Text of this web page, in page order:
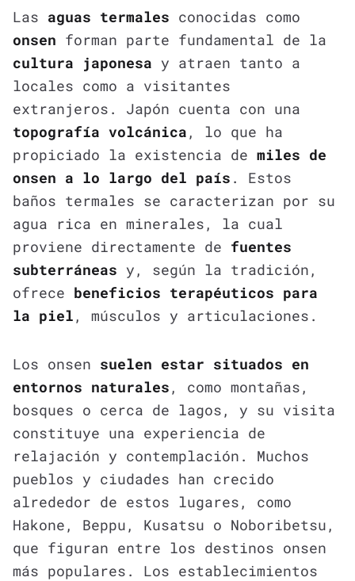
Las aguas termales conocidas como
onsen forman parte fundamental de la
cultura japonesa y atraen tanto a
locales como a visitantes
extranjeros. Japón cuenta con una
topografía volcánica , lo que ha
propiciado la existencia de miles de
onsen a lo largo del país . Estos
baños termales se caracterizan por su
agua rica en minerales, la cual
proviene directamente de fuentes
subterráneas y, según la tradición,
ofrece beneficios terapéuticos para
la piel , músculos y articulaciones.
Los onsen suelen estar situados en
entornos naturales , como montañas,
bosques o cerca de lagos, y su visita
constituye una experiencia de
relajación y contemplación. Muchos
pueblos y ciudades han crecido
alrededor de estos lugares, como
Hakone, Beppu, Kusatsu o Noboribetsu,
que figuran entre los destinos onsen
más populares. Los establecimientos